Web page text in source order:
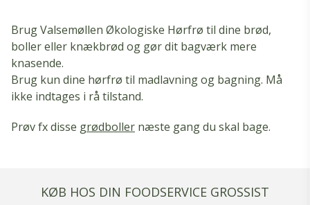
Brug Valsemøllen Økologiske Hørfrø til dine brød,
boller eller knækbrød og gør dit bagværk mere
knasende.
Brug kun dine hørfrø til madlavning og bagning. Må
ikke indtages i rå tilstand.
Prøv fx disse grødboller næste gang du skal bage.
KØB HOS DIN FOODSERVICE GROSSIST